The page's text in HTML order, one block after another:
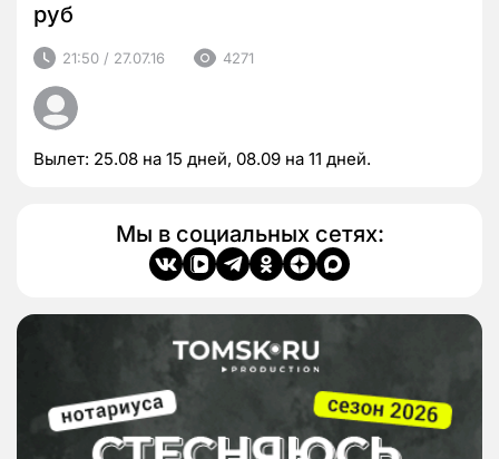
руб
21:50 / 27.07.16 4271
Вылет: 25.08 на 15 дней, 08.09 на 11 дней.
Мы в социальных сетях: